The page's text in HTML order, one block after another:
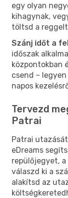
egy olyan
kihagynak,
töltsd a
Szánj időt a
időszak
központokban
csend –
napos
Tervezd
Patrai
Patrai
eDreams
repülőjegyet, a
válaszd ki a
alakítsd az